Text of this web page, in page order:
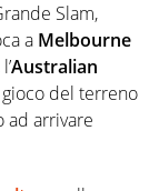
Slam,
a Melbourne
Australian
del terreno
ad arrivare